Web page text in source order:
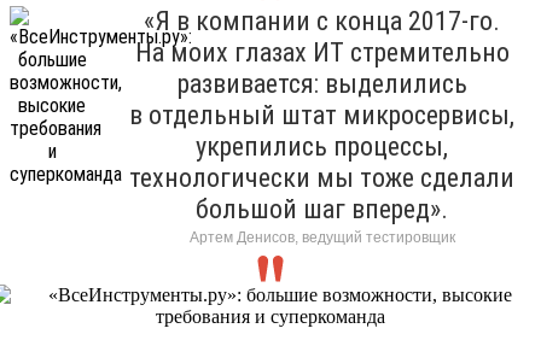
«Я в компании с конца 2017-го.
На моих глазах ИТ стремительно
развивается: выделились
в отдельный штат микросервисы,
укрепились процессы,
технологически мы тоже сделали
большой шаг вперед».
Артем Денисов, ведущий тестировщик